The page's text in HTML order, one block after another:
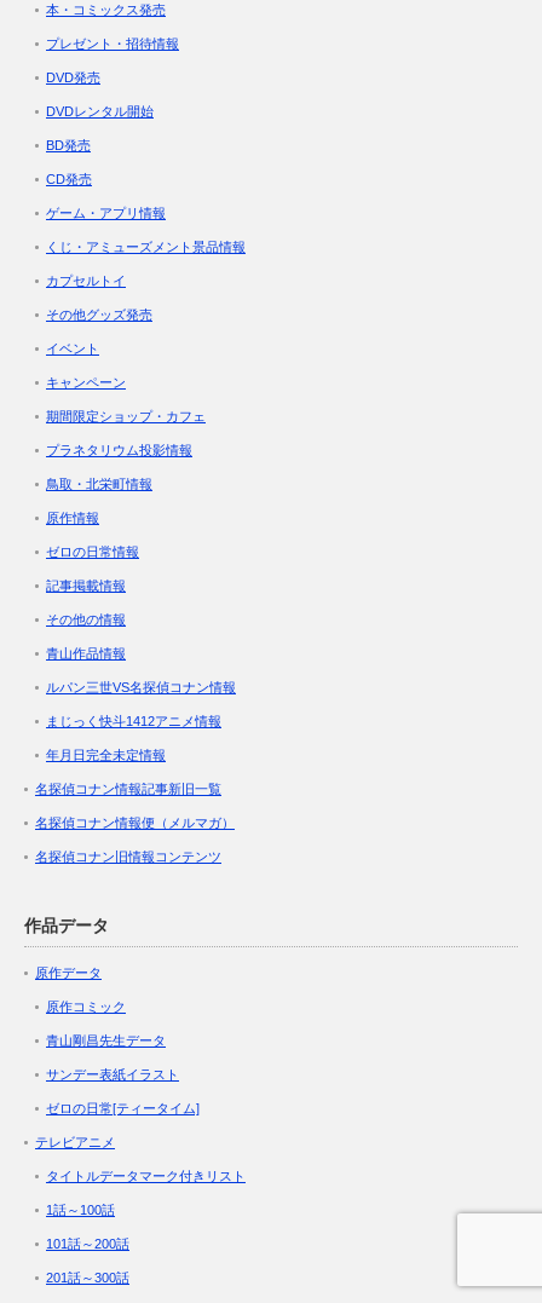
本・コミックス発売
プレゼント・招待情報
DVD発売
DVDレンタル開始
BD発売
CD発売
ゲーム・アプリ情報
くじ・アミューズメント景品情報
カプセルトイ
その他グッズ発売
イベント
キャンペーン
期間限定ショップ・カフェ
プラネタリウム投影情報
鳥取・北栄町情報
原作情報
ゼロの日常情報
記事掲載情報
その他の情報
青山作品情報
ルパン三世VS名探偵コナン情報
まじっく快斗1412アニメ情報
年月日完全未定情報
名探偵コナン情報記事新旧一覧
名探偵コナン情報便（メルマガ）
名探偵コナン旧情報コンテンツ
作品データ
原作データ
原作コミック
青山剛昌先生データ
サンデー表紙イラスト
ゼロの日常[ティータイム]
テレビアニメ
タイトルデータマーク付きリスト
1話～100話
101話～200話
201話～300話